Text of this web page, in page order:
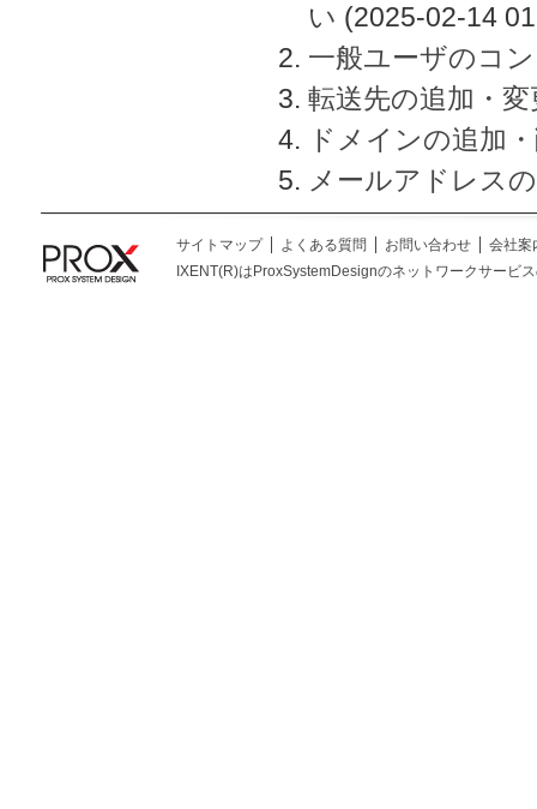
い (2025-02-14
一般ユーザのコ
転送先の追加・
ドメインの追加
メールアドレス
サイトマップ よくある質問 お問い合わせ
会社案
IXENT(R)はProxSystemDesignのネットワークサービ